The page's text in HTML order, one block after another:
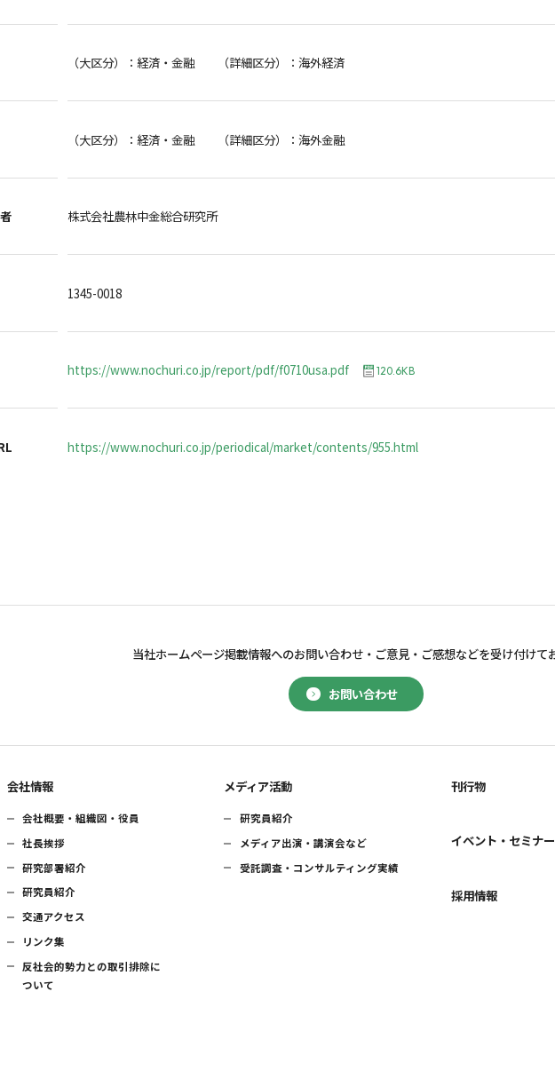
（大区分）：経済・金融 （詳細区分）：海外経済
（大区分）：経済・金融 （詳細区分）：海外金融
株式会社農林中金総合研究所
1345-0018
https://www.nochuri.co.jp/report/pdf/f0710usa.pdf 120.6KB
https://www.nochuri.co.jp/periodical/market/contents/955.html
お問い合わせ
当社ホームページ掲載情報へのお問い合わせ・ ご意見・ご感想などを受け付けて
会社情報
会社概要・組織図・役員
社長挨拶
研究部署紹介
研究員紹介
交通アクセス
リンク集
反社会的勢力との取引排除に
ついて
メディア活動
研究員紹介
メディア出演・講演会など
受託調査・コンサルティング実績
刊行物
イベント・セミナー
採用情報